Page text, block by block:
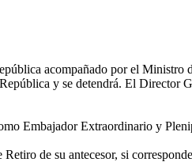
acompañado por el
y se detendrá. El
Embajador Extraordinario y
de su antecesor, si